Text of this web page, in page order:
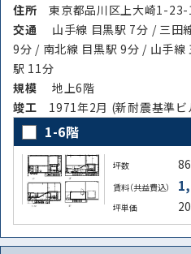
住所東京都品川区上大崎1-
交通
山手線 目黒駅 7分 / 三田
9分 / 南北線 目黒駅 9分 / 山手
駅 11分
規模
地上6階
竣⼯ 1971年2月 (新耐震基準ビ
1-6階
坪数
賃料（共益費込）
坪単価